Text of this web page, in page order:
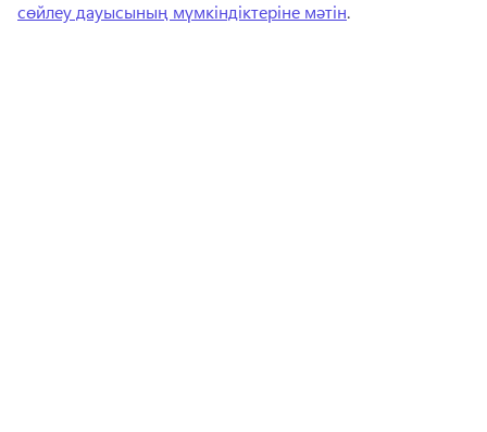
сөйлеу дауысының мүмкіндіктеріне мәтін.